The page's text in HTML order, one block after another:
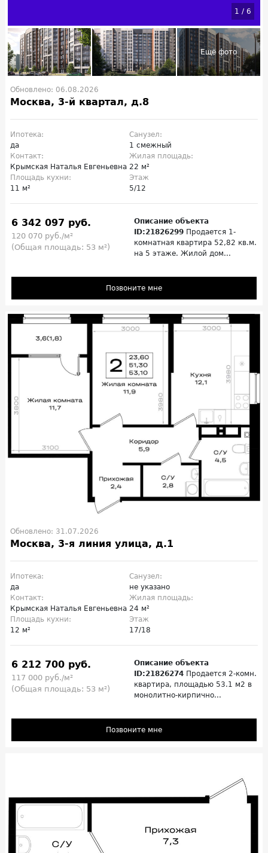
1 / 6
Обновлено: 06.08.2026
Москва, 3-й квартал, д.8
Ипотека:
да
Санузел:
1 смежный
Контакт:
Крымская Наталья Евгеньевна
Жилая площадь:
22 м²
Площадь кухни:
11 м²
Этаж
5/12
6 342 097 руб.
120 070 руб./м²
(Общая площадь: 53 м²)
Описание объекта
ID:21826299 Продается 1-
комнатная квартира 52,82 кв.м.
на 5 этаже. Жилой дом...
Позвоните мне
Обновлено: 31.07.2026
Москва, 3-я линия улица, д.1
Ипотека:
да
Санузел:
не указано
Контакт:
Крымская Наталья Евгеньевна
Жилая площадь:
24 м²
Площадь кухни:
12 м²
Этаж
17/18
6 212 700 руб.
117 000 руб./м²
(Общая площадь: 53 м²)
Описание объекта
ID:21826274 Продается 2-комн.
квартира, площадью 53.1 м2 в
монолитно-кирпично...
Позвоните мне